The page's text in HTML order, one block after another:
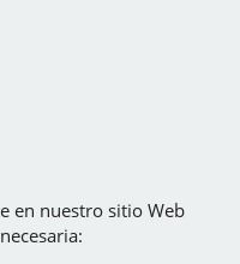
en nuestro sitio Web